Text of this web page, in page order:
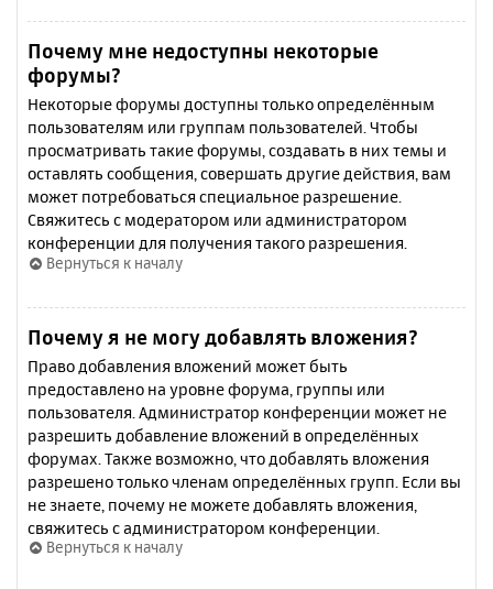
Почему мне недоступны некоторые
форумы?
Некоторые форумы доступны только определённым
пользователям или группам пользователей. Чтобы
просматривать такие форумы, создавать в них темы и
оставлять сообщения, совершать другие действия, вам
может потребоваться специальное разрешение.
Свяжитесь с модератором или администратором
конференции для получения такого разрешения.
Вернуться к началу
Почему я не могу добавлять вложения?
Право добавления вложений может быть
предоставлено на уровне форума, группы или
пользователя. Администратор конференции может не
разрешить добавление вложений в определённых
форумах. Также возможно, что добавлять вложения
разрешено только членам определённых групп. Если вы
не знаете, почему не можете добавлять вложения,
свяжитесь с администратором конференции.
Вернуться к началу